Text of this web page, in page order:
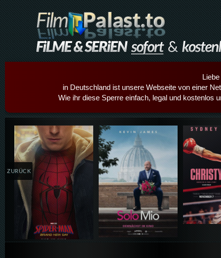
in Deutschland ist unsere Webseite von einer
Wie ihr diese Sperre einfach, legal und kostenlos
Details,Play Details,Play
ZURÜCK